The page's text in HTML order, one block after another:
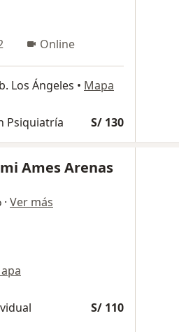
Online
Los Ángeles • Mapa
Psiquiatría S/ 130
Ames Arenas
· Ver más
S/ 110